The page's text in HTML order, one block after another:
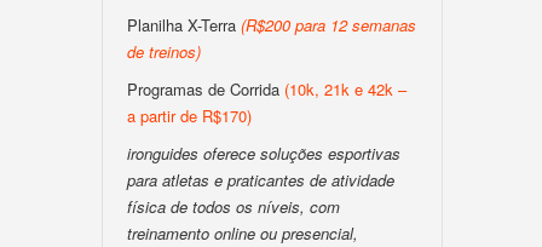
Planilha X-Terra (R$200 para 12 semanas
de treinos)
Programas de Corrida (10k, 21k e 42k –
a partir de R$170)
ironguides oferece soluções esportivas
para atletas e praticantes de atividade
física de todos os níveis, com
treinamento online ou presencial,